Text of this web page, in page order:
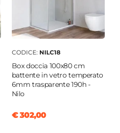
CODICE: NILC18
Box doccia 100x80 cm
battente in vetro temperato
6mm trasparente 190h -
Nilo
€ 302,00